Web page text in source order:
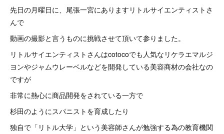
先日の月曜日に、尾張一宮にありますリトルサイエンティストさ
んで
動画の撮影と言うものに挑戦させて頂いて参りました。
リトルサイエンティストさんはcotocoでも人気なリケラエマルジ
ヨンやジャムウレーベルなどを開発している美容商材の会社なの
ですが
非常に熱心に商品開発をされている一方で
杉田のようにスパニストを育成したり
独自で「リトル大学」という美容師さんが勉強する為の教育機関